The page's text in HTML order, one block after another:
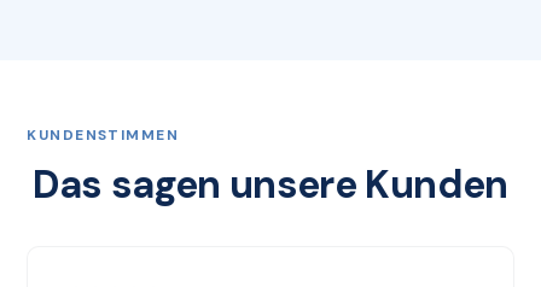
KUNDENSTIMMEN
Das sagen unsere Kunden